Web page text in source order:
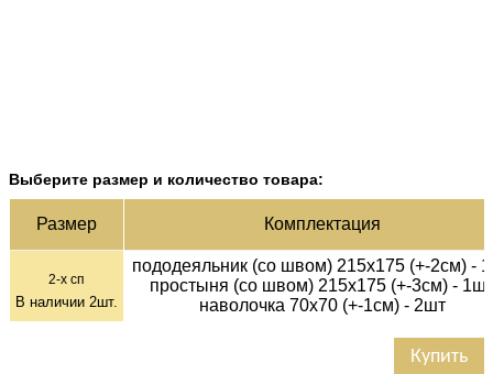
Выберите размер и количество товара:
Раз­мер Ком­плек­тация
2-х сп
В наличии 2шт.
пододеяльник (со швом) 215х175 (+-2см) -
простыня (со швом) 215х175 (+-3см) - 1шт
наволочка 70х70 (+-1см) - 2шт
Купить